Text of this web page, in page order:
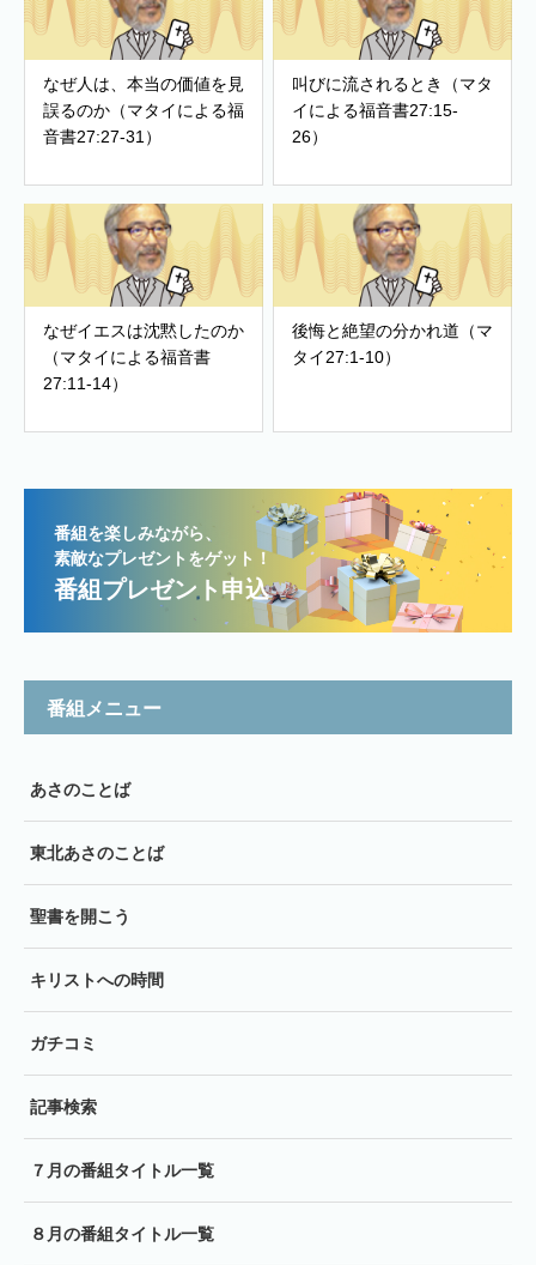
なぜ人は、本当の価値を見
誤るのか（マタイによる福
音書27:27-31）
叫びに流されるとき（マタ
イによる福音書27:15-
26）
なぜイエスは沈黙したのか
（マタイによる福音書
27:11-14）
後悔と絶望の分かれ道（マ
タイ27:1-10）
番組を楽しみながら、
素敵なプレゼントをゲット！
番組プレゼント申込
番組メニュー
あさのことば
東北あさのことば
聖書を開こう
キリストへの時間
ガチコミ
記事検索
７月の番組タイトル一覧
８月の番組タイトル一覧